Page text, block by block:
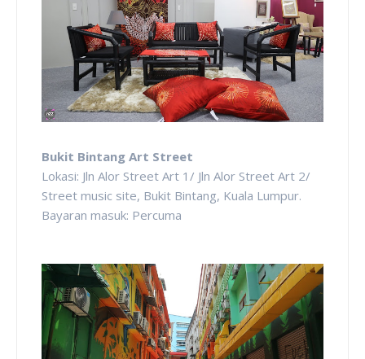
Bukit Bintang Art Street
Lokasi: Jln Alor Street Art 1/ Jln Alor Street Art 2/
Street music site, Bukit Bintang, Kuala Lumpur.
Bayaran masuk: Percuma